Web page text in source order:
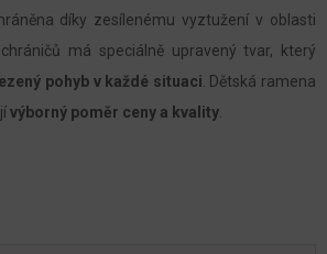
díky zesílenému vyztužení v oblasti
má speciálně upravený tvar, který
pohyb v každé situaci . Dětská ramena
výborný poměr ceny a kvality